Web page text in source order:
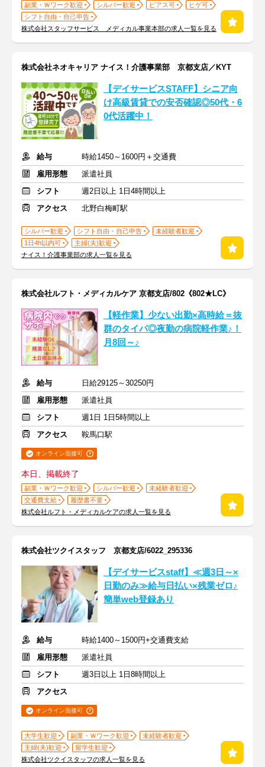
副業・Ｗワーク歓迎 シルバー歓迎 ピアス可
ヒゲ可
シフト自由・自己申告
株式会社スタッフサービス メディカル事業本部の求人一覧を見る
株式会社ネオキャリア ナイス！介護事業部 京都支店／KYT
【デイサービスSTAFF】シニア向
け高級賃貸での安否確認◎50代・6
0代活躍中！
給与
時給1450～1600円＋交通費
雇用形態
派遣社員
シフト
週2日以上 1日4時間以上
アクセス
北野白梅町駅
シルバー歓迎 シフト自由・自己申告
未経験者歓迎
1日4h以内可
主婦(夫)歓迎
ナイス！介護事業部の求人一覧を見る
株式会社ルフト・メディカルケア 京都支店/802《802★LC》
【軽作業】少ない出勤×高時給＝抜
群のタイパ◎夜勤の病院軽作業♪！
月8回～♪
給与
日給29125～30250円
雇用形態
派遣社員
シフト
週1日 1日5時間以上
アクセス
鞍馬口駅
オンライン面接可
本日、掲載終了
副業・Ｗワーク歓迎 シルバー歓迎
未経験者歓迎
交通費支給
履歴書不要
株式会社ルフト・メディカルケアの求人一覧を見る
株式会社ツクイスタッフ 京都支店/6022_295336
【デイサービスstaff】≪週3日～×
日勤のみ≫給与日払い×残業ゼロ♪
簡単web登録あり
給与
時給1400～1500円+交通費支給
雇用形態
派遣社員
シフト
週3日以上 1日8時間以上
アクセス
オンライン面接可
大学生歓迎 副業・Ｗワーク歓迎
未経験者歓迎
主婦(夫)歓迎
留学生歓迎
株式会社ツクイスタッフの求人一覧を見る